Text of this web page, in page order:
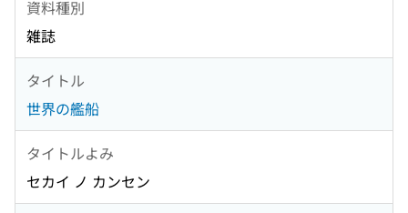
資料種別
雑誌
タイトル
世界の艦船
タイトルよみ
セカイ ノ カンセン